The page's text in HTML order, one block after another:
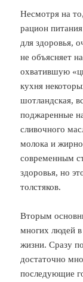
Несмотря на
рацион
для здоровья,
не объясняет
охватившую
кухня
шотландская,
поджаренные
сливочного
молока и
современным
здоровья, но
толстяков.
Вторым
многих людей в
жизни. Сразу
достаточно
последующие